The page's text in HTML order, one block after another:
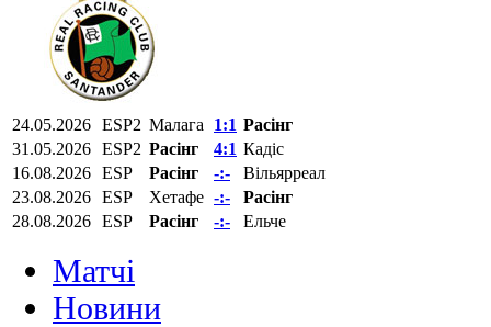
24.05.2026 ESP2 Малага 1:1 Расінг
31.05.2026 ESP2 Расінг 4:1 Кадіс
16.08.2026 ESP Расінг -:-
Вільярреал
23.08.2026 ESP Хетафе -:-
Расінг
28.08.2026 ESP Расінг -:- Ельче
Матчi
Новини